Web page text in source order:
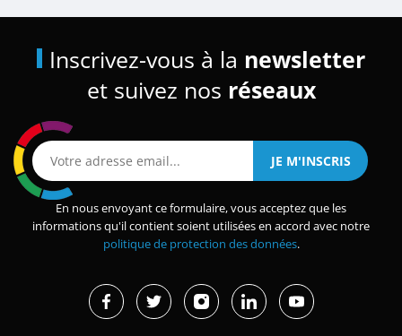
Inscrivez-vous à la newsletter
et suivez nos réseaux
En nous envoyant ce formulaire, vous acceptez que les
informations qu'il contient soient utilisées en accord avec notre
politique de protection des données.